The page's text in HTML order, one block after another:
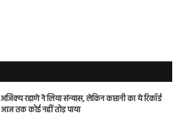
अजिंक्य रहाणे ने लिया संन्यास, लेकिन कप्तानी का ये रिकॉर्ड
आज तक कोई नहीं तोड़ पाया